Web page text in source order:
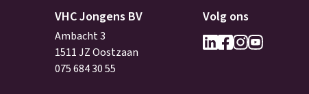
VHC Jongens BV
Ambacht 3
1511 JZ Oostzaan
075 684 30 55
Volg ons